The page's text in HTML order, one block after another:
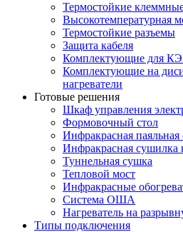
Термостойкие
Высокотемпературная
Термостойкие разъемы
Защита кабеля
Комплектующие для
Комплектующие на
нагреватели
Готовые решения
Шкаф управления
Формовочный стол
Инфракрасная паяльная
Инфракрасная сушилка
Туннельная сушка
Тепловой мост
Инфракрасные
Система ОША
Нагреватель на
Типы подключения